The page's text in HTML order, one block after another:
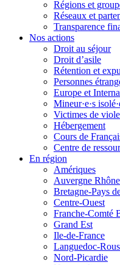
Régions et
Réseaux et
Transparence
Nos actions
Droit au séjour
Droit d’asile
Rétention et
Personnes
Europe et
Mineur·e·s
Victimes de
Hébergement
Cours de
Centre de
En région
Amériques
Auvergne
Bretagne-Pays
Centre-Ouest
Franche-Comté
Grand Est
Ile-de-France
Languedoc-
Nord-Picardie